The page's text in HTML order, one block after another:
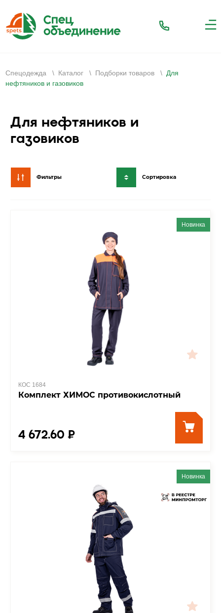
Спецодежда \ Каталог \ Подборки товаров \ Для
нефтяников и газовиков
Для нефтяников и
газовиков
Фильтры Сортировка
Новинка
КОС 1684
Комплект ХИМОС противокислотный
4 672.60 ₽
Новинка